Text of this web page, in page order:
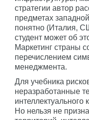
стратегии автор
предметах
понятно (Италия,
студент может об
Маркетинг страны
перечислением
менеджмента.
Для учебника
неразработанные
интеллектуального
Но нельзя не